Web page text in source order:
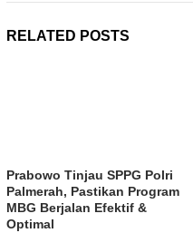
RELATED POSTS
Prabowo Tinjau SPPG Polri
Palmerah, Pastikan Program
MBG Berjalan Efektif &
Optimal